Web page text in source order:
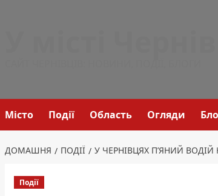
Місто Події Область Огляди
ДОМАШНЯ ПОДІЇ У ЧЕРНІВЦЯХ П’ЯНИЙ
Події